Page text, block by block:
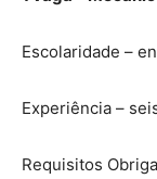
Escolaridade –
Experiência –
Requisitos